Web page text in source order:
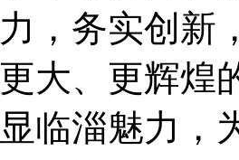
力，务实创新
更大、更辉煌
显临淄魅力，